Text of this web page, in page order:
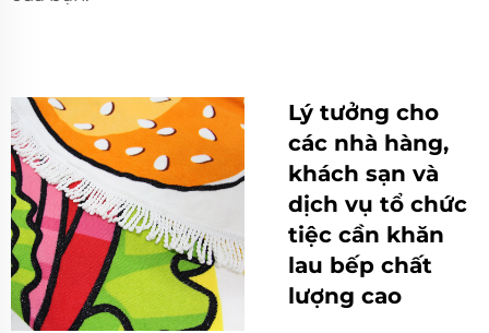
Lý tưởng cho
các nhà hàng,
khách sạn và
dịch vụ tổ chức
tiệc cần khăn
lau bếp chất
lượng cao